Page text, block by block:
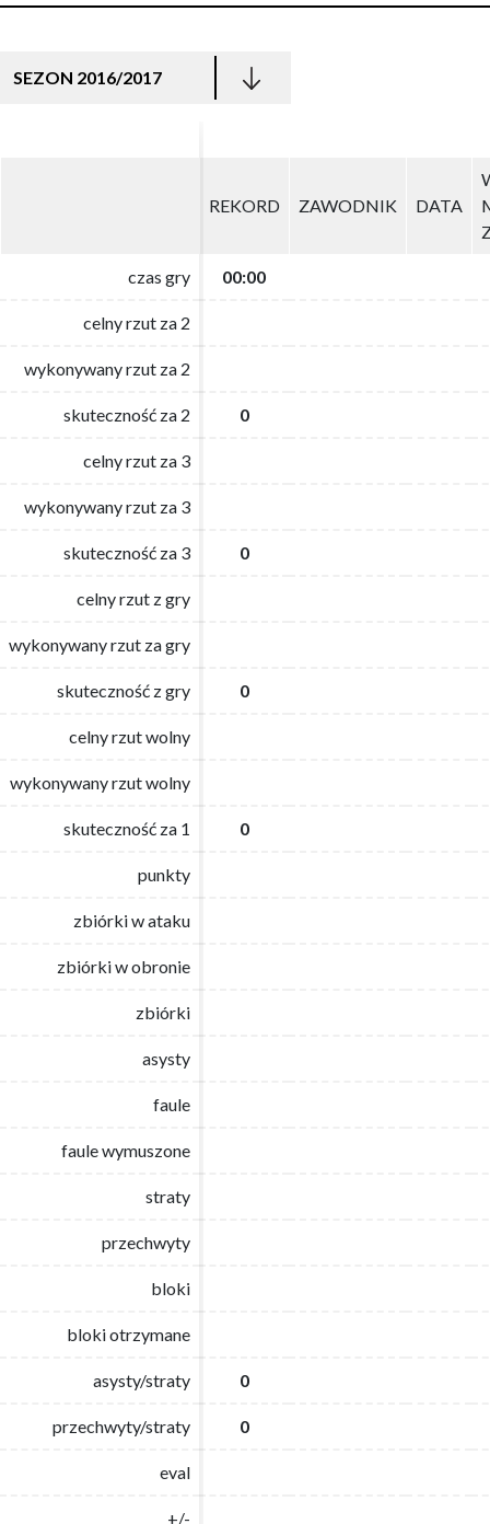
SEZON 2016/2017
REKORD ZAWODNIK DATA
czas gry 00:00
celny rzut za 2
wykonywany rzut za 2
skuteczność za 2 0
celny rzut za 3
wykonywany rzut za 3
skuteczność za 3 0
celny rzut z gry
wykonywany rzut za gry
skuteczność z gry 0
celny rzut wolny
wykonywany rzut wolny
skuteczność za 1 0
punkty
zbiórki w ataku
zbiórki w obronie
zbiórki
asysty
faule
faule wymuszone
straty
przechwyty
bloki
bloki otrzymane
asysty/straty 0
przechwyty/straty 0
eval
+/-
REKORD ZAWODNIK DATA
czas gry 00:00
celny rzut za 2
wykonywany rzut za 2
skuteczność za 2 0
celny rzut za 3
wykonywany rzut za 3
skuteczność za 3 0
celny rzut z gry
wykonywany rzut za gry
skuteczność z gry 0
celny rzut wolny
wykonywany rzut wolny
skuteczność za 1 0
punkty
zbiórki w ataku
zbiórki w obronie
zbiórki
asysty
faule
faule wymuszone
straty
przechwyty
bloki
bloki otrzymane
asysty/straty 0
przechwyty/straty 0
eval
+/-